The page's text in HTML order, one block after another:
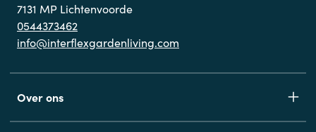
7131 MP Lichtenvoorde
0544373462
info@interflexgardenliving.com
Over ons